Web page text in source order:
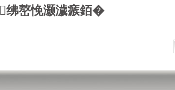
绋嶅悗灏濊瘯銆�